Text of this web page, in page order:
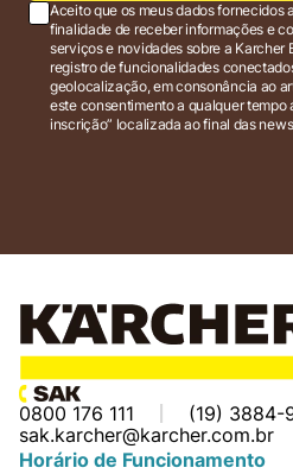
Aceito que os meus dados fornecidos
finalidade de receber informações e
serviços e novidades sobre a Karcher Brasil via e-mail marketing e
registro de funcionalidades
geolocalização, em consonância ao
este consentimento a qualquer tempo
inscrição” localizada ao final das
0800 176 111
(19) 3884-
sak.karcher@karcher.com.br
Horário de Funcionamento